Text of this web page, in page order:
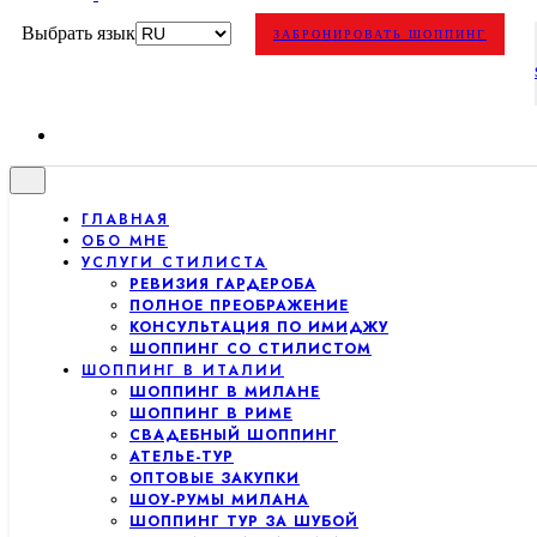
Выбрать язык ЗАБРОНИРОВАТЬ ШОППИНГ
ГЛАВНАЯ
ОБО МНЕ
УСЛУГИ СТИЛИСТА
РЕВИЗИЯ ГАРДЕРОБА
ПОЛНОЕ ПРЕОБРАЖЕНИЕ
КОНСУЛЬТАЦИЯ ПО ИМИДЖУ
ШОППИНГ СО СТИЛИСТОМ
ШОППИНГ В ИТАЛИИ
ШОППИНГ В МИЛАНЕ
ШОППИНГ В РИМЕ
СВАДЕБНЫЙ ШОППИНГ
АТЕЛЬЕ-ТУР
ОПТОВЫЕ ЗАКУПКИ
ШОУ-РУМЫ МИЛАНА
ШОППИНГ ТУР ЗА ШУБОЙ